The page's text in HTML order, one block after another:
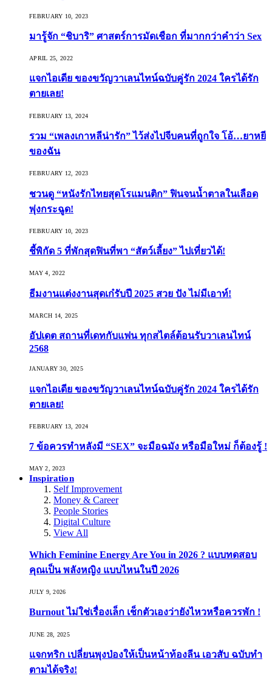
FEBRUARY 10, 2023
มารู้จัก “ชิบาริ” ศาสตร์การมัดเชือก ที่มากกว่าคำว่า Sex
APRIL 25, 2022
แจกไอเดีย ของขวัญวาเลนไทน์ฉบับคู่รัก 2024 ใครได้รัก
ตายเลย!
FEBRUARY 13, 2024
รวม “เพลงเกาหลีน่ารัก” ไว้ส่งไปจีบคนที่ถูกใจ โอ้…ยาหยี
ของฉัน
FEBRUARY 12, 2023
ชวนดู “หนังรักไทยสุดโรแมนติก” ฟินจนน้ำตาลในเลือด
พุ่งกระฉูด!
FEBRUARY 10, 2023
ชี้พิกัด 5 ที่พักสุดฟินที่พา “สัตว์เลี้ยง” ไปเที่ยวได้!
MAY 4, 2022
ธีมงานแต่งงานสุดเก๋รับปี 2025 สวย ปัง ไม่มีเอาท์!
MARCH 14, 2025
อัปเดต สถานที่เดทกับแฟน ทุกสไตล์ต้อนรับวาเลนไทน์
2568
JANUARY 30, 2025
แจกไอเดีย ของขวัญวาเลนไทน์ฉบับคู่รัก 2024 ใครได้รัก
ตายเลย!
FEBRUARY 13, 2024
7 ข้อควรทำหลังมี “SEX” จะมือฉมัง หรือมือใหม่ ก็ต้องรู้ !
MAY 2, 2023
Inspiration
Self Improvement
Money & Career
People Stories
Digital Culture
View All
Which Feminine Energy Are You in 2026 ? แบบทดสอบ
คุณเป็น พลังหญิง แบบไหนในปี 2026
JULY 9, 2026
Burnout ไม่ใช่เรื่องเล็ก เช็กตัวเองว่ายังไหวหรือควรพัก !
JUNE 28, 2025
แจกทริก เปลี่ยนพุงป่องให้เป็นหน้าท้องลีน เอวสับ ฉบับทำ
ตามได้จริง!